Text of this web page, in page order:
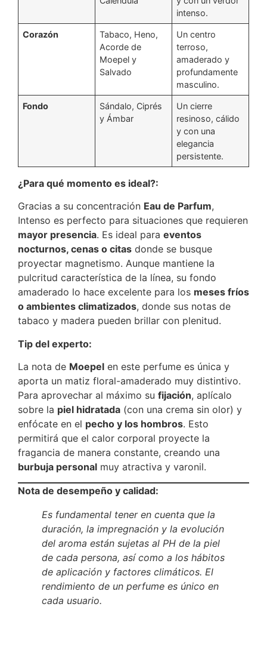
intenso.
Corazón
Tabaco, Heno,
Acorde de
Moepel y
Salvado
Un centro
terroso,
amaderado y
profundamente
masculino.
Fondo
Sándalo, Ciprés
y Ámbar
Un cierre
resinoso, cálido
y con una
elegancia
persistente.
¿Para qué momento es ideal?:
Gracias a su concentración Eau de Parfum,
Intenso es perfecto para situaciones que requieren
mayor presencia. Es ideal para eventos
nocturnos, cenas o citas donde se busque
proyectar magnetismo. Aunque mantiene la
pulcritud característica de la línea, su fondo
amaderado lo hace excelente para los meses fríos
o ambientes climatizados, donde sus notas de
tabaco y madera pueden brillar con plenitud.
Tip del experto:
La nota de Moepel en este perfume es única y
aporta un matiz floral-amaderado muy distintivo.
Para aprovechar al máximo su fijación, aplícalo
sobre la piel hidratada (con una crema sin olor) y
enfócate en el pecho y los hombros. Esto
permitirá que el calor corporal proyecte la
fragancia de manera constante, creando una
burbuja personal muy atractiva y varonil.
Nota de desempeño y calidad:
Es fundamental tener en cuenta que la
duración, la impregnación y la evolución
del aroma están sujetas al PH de la piel
de cada persona, así como a los hábitos
de aplicación y factores climáticos. El
rendimiento de un perfume es único en
cada usuario.